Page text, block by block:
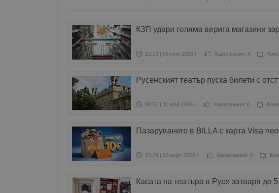
КЗП удари голяма верига магазини
13:13 | 05 юни 2026 г. Харесвания: 4
Русенският театър пуска билети с
09:51 | 11 май 2026 г. Харесвания: 0
Пазаруването в BILLA с карта Visa
15:29 | 23 март 2026 г. Харесвания: 0
Касата на театъра в Русе затваря до